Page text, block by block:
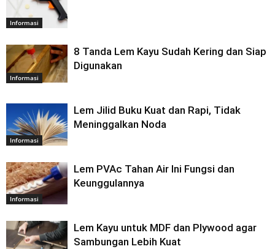
Informasi
Informasi
8 Tanda Lem Kayu Sudah Kering dan Siap
Digunakan
Informasi
Lem Jilid Buku Kuat dan Rapi, Tidak
Meninggalkan Noda
Informasi
Lem PVAc Tahan Air Ini Fungsi dan
Keunggulannya
Lem Kayu untuk MDF dan Plywood agar
Sambungan Lebih Kuat